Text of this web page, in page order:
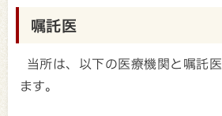
嘱託医
当所は、以下の医療機関と嘱託
ます。